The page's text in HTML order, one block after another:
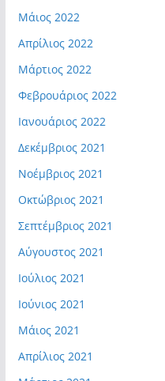
Μάιος 2022
Απρίλιος 2022
Μάρτιος 2022
Φεβρουάριος 2022
Ιανουάριος 2022
Δεκέμβριος 2021
Νοέμβριος 2021
Οκτώβριος 2021
Σεπτέμβριος 2021
Αύγουστος 2021
Ιούλιος 2021
Ιούνιος 2021
Μάιος 2021
Απρίλιος 2021